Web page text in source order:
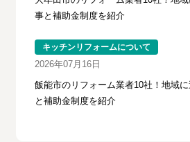
事と補助金制度を紹介
キッチンリフォームについて
2026年07月16日
飯能市のリフォーム業者10社！地域
と補助金制度を紹介